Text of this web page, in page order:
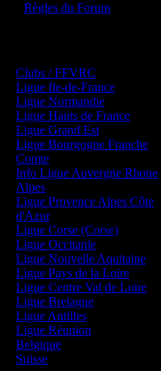
Règles du Forum
Clubs / FFVRC
Ligue Ile-de-France
Ligue Normandie
Ligue Hauts de France
Ligue Grand Est
Ligue Bourgogne Franche
Comte
Info Ligue Auvergne Rhone
Alpes
Ligue Provence Alpes Côte
d'Azur
Ligue Corse (Corse)
Ligue Occitanie
Ligue Nouvelle Aquitaine
Ligue Pays de la Loire
Ligue Centre Val de Loire
Ligue Bretagne
Ligue Antilles
Ligue Réunion
Belgique
Suisse